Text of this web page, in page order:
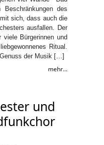
Beschränkungen des
sich, dass auch die
ausfallen. Der
Bürgerinnen und
Ritual.
der Musik […]
mehr...
und